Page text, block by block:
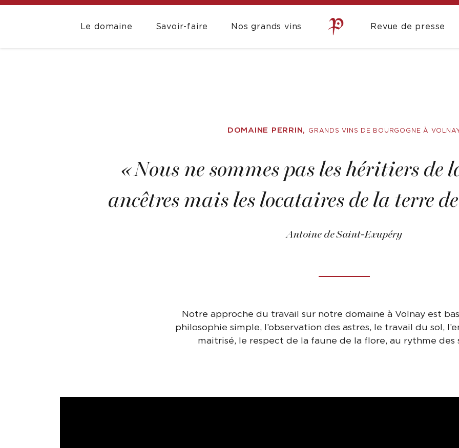
Le domaine Savoir-faire Nos grands vins Revue de presse
DOMAINE PERRIN, GRANDS VINS DE BOURGOGNE À
« Nous ne sommes pas les héritiers de
ancêtres mais les locataires de la terre
Antoine de Saint-Exupéry
Notre approche du travail sur notre domaine à Volnay est
philosophie simple, l’observation des astres, le travail du sol,
maitrisé, le respect de la faune de la flore, au rythme des